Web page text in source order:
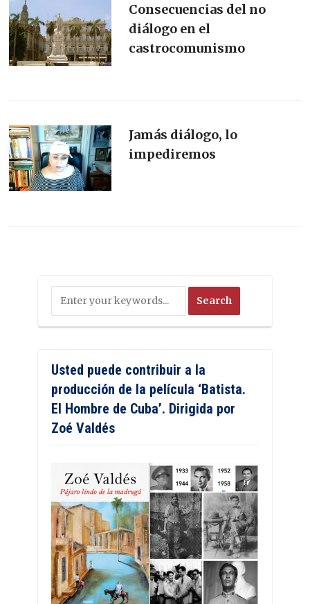
Consecuencias del no
diálogo en el
castrocomunismo
Jamás diálogo, lo
impediremos
Usted puede contribuir a la
producción de la película ‘Batista.
El Hombre de Cuba’. Dirigida por
Zoé Valdés